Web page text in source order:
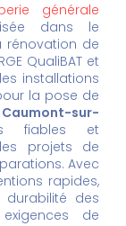
générale
dans le
rénovation de
QualiBAT et
installations
la pose de
sur-
fiables et
projets de
Avec
rapides,
des
de